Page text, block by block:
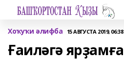
Хоҡуҡи әлифба 15 АВГУСТА 2019, 06:38
Ғаиләгә ярҙамға